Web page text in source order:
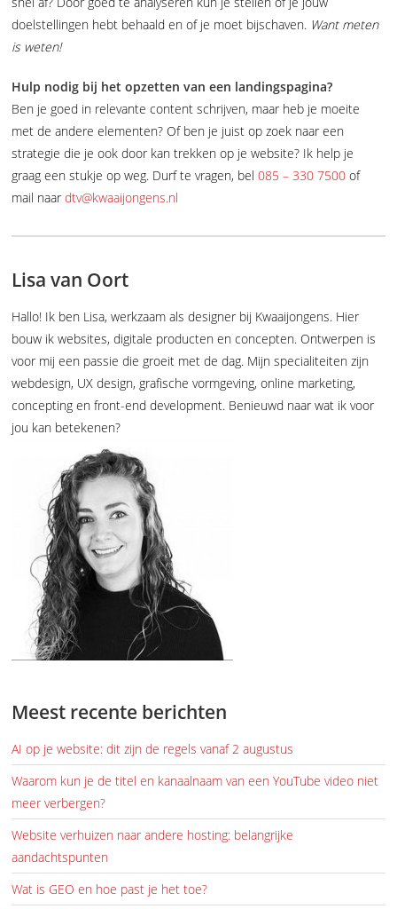
doelstellingen hebt behaald en of je moet bijschaven. Want meten
is weten!
Hulp nodig bij het opzetten van een landingspagina?
Ben je goed in relevante content schrijven, maar heb je moeite
met de andere elementen? Of ben je juist op zoek naar een
strategie die je ook door kan trekken op je website? Ik help je
graag een stukje op weg. Durf te vragen, bel085 – 330 7500 of
mail naardtv@kwaaijongens.nl
Lisa van Oort
Hallo! Ik ben Lisa, werkzaam als designer bij Kwaaijongens. Hier
bouw ik websites, digitale producten en concepten. Ontwerpen is
voor mij een passie die groeit met de dag. Mijn specialiteiten zijn
webdesign, UX design, grafische vormgeving, online marketing,
concepting en front-end development. Benieuwd naar wat ik voor
jou kan betekenen?
Meest recente berichten
AI op je website: dit zijn de regels vanaf 2 augustus
Waarom kun je de titel en kanaalnaam van een YouTube video niet
meer verbergen?
Website verhuizen naar andere hosting: belangrijke
aandachtspunten
Wat is GEO en hoe past je het toe?